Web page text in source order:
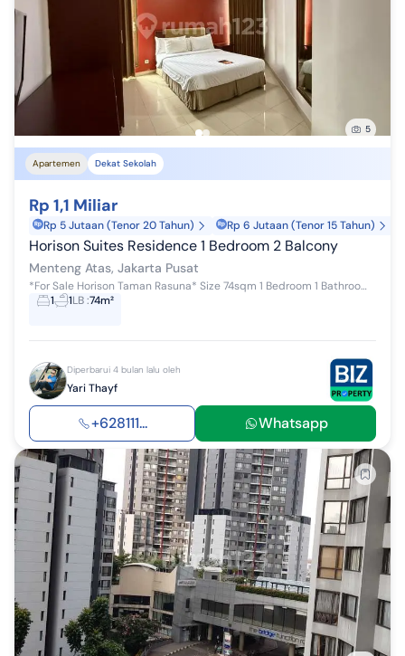
5
Apartemen Dekat Sekolah
Rp 1,1 Miliar
Rp 5 Jutaan (Tenor 20 Tahun) Rp 6 Jutaan (Tenor 15 Tahun)
Horison Suites Residence 1 Bedroom 2 Balcony
Menteng Atas, Jakarta Pusat
*For Sale Horison Taman Rasuna* Size 74sqm 1 Bedroom 1 Bathroom 2 balcony Lantai paling atas dengan balcony terbuka Sale : 1M nego tipis Direct ...
1
1LB:74m²
Diperbarui 4 bulan lalu oleh
Yari Thayf
+628111... Whatsapp